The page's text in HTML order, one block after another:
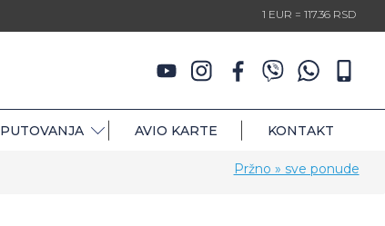
1 EUR = 117.36 RSD
PUTOVANJA AVIO KARTE KONTAKT
Pržno » sve ponude